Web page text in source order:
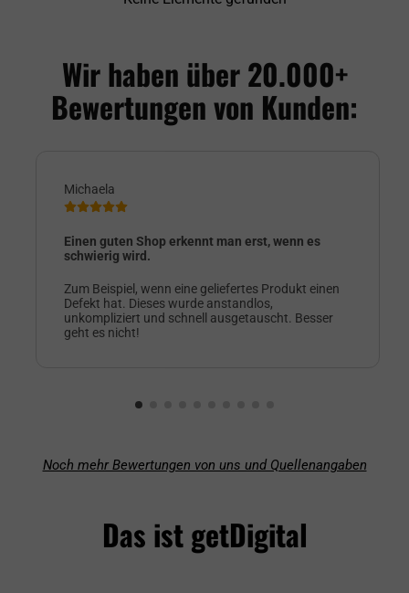
Wir haben über 20.000+
Bewertungen von Kunden:
Michaela
Einen guten Shop erkennt man erst, wenn es
schwierig wird.
Zum Beispiel, wenn eine geliefertes Produkt einen
Defekt hat. Dieses wurde anstandlos,
unkompliziert und schnell ausgetauscht. Besser
geht es nicht!
Noch mehr Bewertungen von uns und Quellenangaben
Das ist getDigital